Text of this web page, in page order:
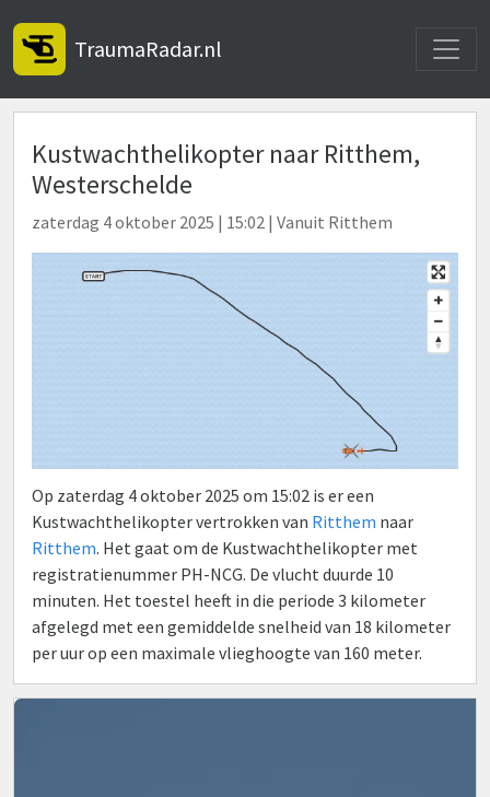
TraumaRadar.nl
Kustwachthelikopter naar Ritthem,
Westerschelde
zaterdag 4 oktober 2025 | 15:02 | Vanuit Ritthem
Op zaterdag 4 oktober 2025 om 15:02 is er een
Kustwachthelikopter vertrokken van Ritthem naar
Ritthem. Het gaat om de Kustwachthelikopter met
registratienummer PH-NCG. De vlucht duurde 10
minuten. Het toestel heeft in die periode 3 kilometer
afgelegd met een gemiddelde snelheid van 18 kilometer
per uur op een maximale vlieghoogte van 160 meter.